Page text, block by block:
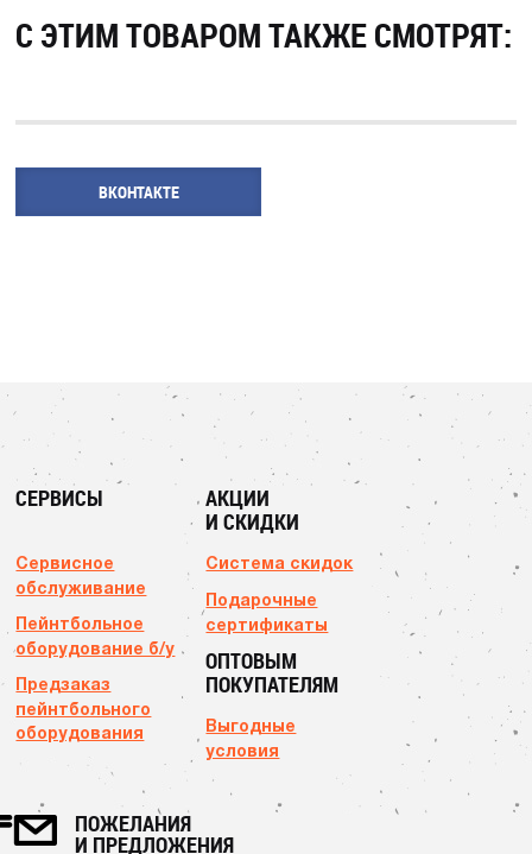
С ЭТИМ ТОВАРОМ ТАКЖЕ СМОТРЯТ:
ВКОНТАКТЕ
СЕРВИСЫ
Сервисное
обслуживание
Пейнтбольное
оборудование б/у
Предзаказ
пейнтбольного
оборудования
АКЦИИ
И СКИДКИ
Система скидок
Подарочные
сертификаты
ОПТОВЫМ
ПОКУПАТЕЛЯМ
Выгодные
условия
ПОЖЕЛАНИЯ
И ПРЕДЛОЖЕНИЯ